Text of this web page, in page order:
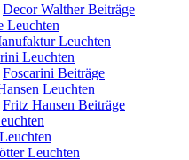
Decor Walther Beiträge
Leuchten
Leuchten
Leuchten
Foscarini Beiträge
Leuchten
Fritz Hansen Beiträge
Leuchten